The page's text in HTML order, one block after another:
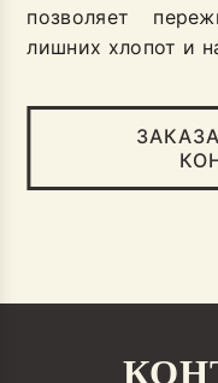
позволяет
лишних хлопот и